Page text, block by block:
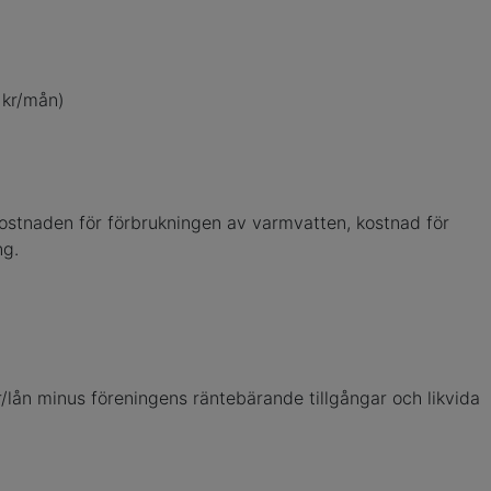
mån)
för förbrukningen av varmvatten, kostnad för
minus föreningens räntebärande tillgångar och likvida